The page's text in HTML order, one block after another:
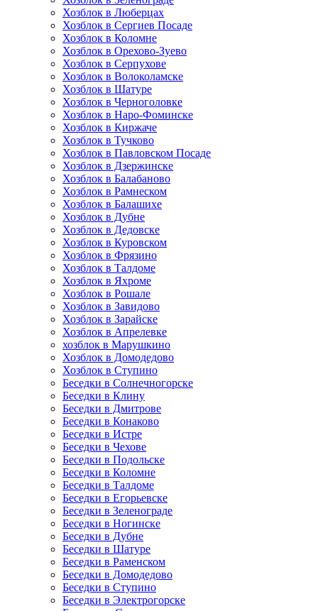
Хозблок в Люберцах
Хозблок в Сергиев Посаде
Хозблок в Коломне
Хозблок в Орехово-Зуево
Хозблок в Серпухове
Хозблок в Волоколамске
Хозблок в Шатуре
Хозблок в Черноголовке
Хозблок в Наро-Фоминске
Хозблок в Киржаче
Хозблок в Тучково
Хозблок в Павловском Посаде
Хозблок в Дзержинске
Хозблок в Балабаново
Хозблок в Рамнеском
Хозблок в Балашихе
Хозблок в Дубне
Хозблок в Дедовске
Хозблок в Куровском
Хозблок в Фрязино
Хозблок в Талдоме
Хозблок в Яхроме
Хозблок в Рошале
Хозблок в Завидово
Хозблок в Зарайске
Хозблок в Апрелевке
хозблок в Марушкино
Хозблок в Домодедово
Хозблок в Ступино
Беседки в Солнечногорске
Беседки в Клину
Беседки в Дмитрове
Беседки в Конаково
Беседки в Истре
Беседки в Чехове
Беседки в Подольске
Беседки в Коломне
Беседки в Талдоме
Беседки в Егорьевске
Беседки в Зеленограде
Беседки в Ногинске
Беседки в Дубне
Беседки в Шатуре
Беседки в Раменском
Беседки в Домодедово
Беседки в Ступино
Беседки в Электрогорске